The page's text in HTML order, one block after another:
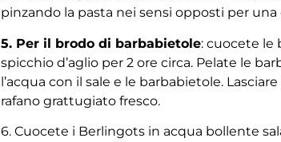
pinzando la pasta nei sensi opposti per
5. Per il brodo di barbabietole: cuocete le
spicchio d’aglio per 2 ore circa. Pelate le
l’acqua con il sale e le barbabietole.
rafano grattugiato fresco.
6. Cuocete i Berlingots in acqua bollente